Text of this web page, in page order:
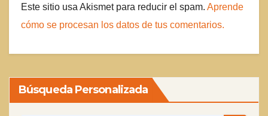
Este sitio usa Akismet para reducir el spam. Aprende
cómo se procesan los datos de tus comentarios.
Búsqueda Personalizada